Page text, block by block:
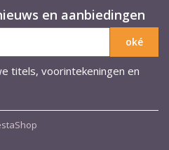
en aanbiedingen
titels, voorintekeningen en